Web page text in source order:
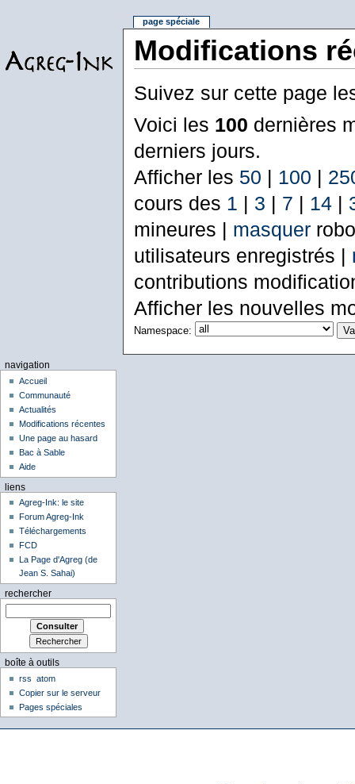
Modifications
Suivez sur cette page
Voici les 100 dernières
derniers jours.
Afficher les 50 | 100 |
cours des 1 | 3 | 7 | 14|
mineures | masquer
utilisateurs enregistrés |
contributions
Afficher les nouvelles
Namespace:
page spéciale
navigation
Accueil
Communauté
Actualités
Modifications récentes
Une page au hasard
Bac à Sable
Aide
liens
Agreg-Ink: le site
Forum Agreg-Ink
Téléchargements
FCD
La Page d'Agreg (de
Jean S. Sahai)
rechercher
boîte à outils
rss
atom
Copier sur le serveur
Pages spéciales